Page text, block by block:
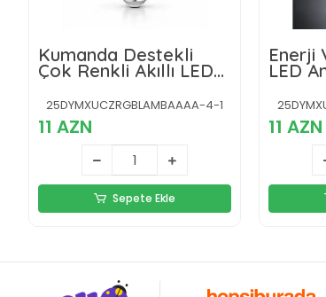
Kumanda Destekli
Çok Renkli Akıllı LED
Ampul
25DYMXUCZRGBLAMBAAAA-4-1
11 AZN
Sepete Ekle
Enerji
LED
11 AZN